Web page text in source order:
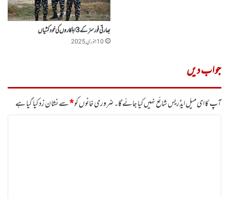
بھارتی فورسز کے 3اہلکاروں کی خودکشیاں
10 جنوری, 2025
جواب دیں
آپ کا ای میل ایڈریس شائع نہیں کیا جائے گا۔ضروری خانوں کو*سے نشان زد کیا گیا ہے